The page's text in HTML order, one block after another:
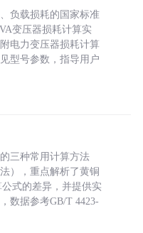
负载损耗的国家标准
变压器损耗计算实
电力变压器损耗计算
型号参数，指导用户
三种常用计算方法
），重点解析了黄铜
公式的差异，并提供实
数据参考GB/T 4423-